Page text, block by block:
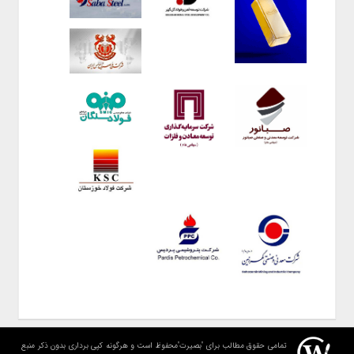
تمامی حقوق مطالب برای "بصیرت"محفوظ است و هرگونه کپی برداری بدون ذکر منبع